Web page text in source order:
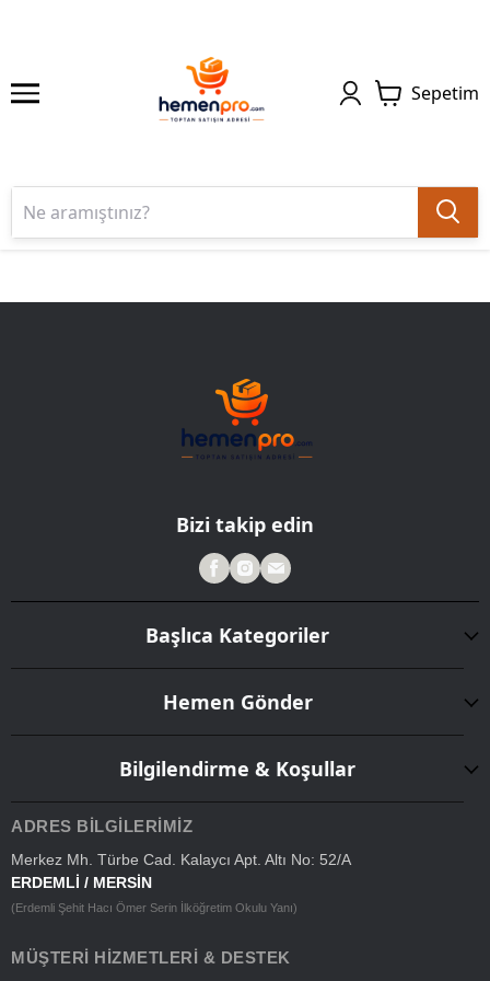
Sepetim
Bizi takip edin
Başlıca Kategoriler
Hemen Gönder
Bilgilendirme & Koşullar
ADRES BILGILERIMIZ
Merkez Mh. Türbe Cad. Kalaycı Apt. Altı No: 52/A
ERDEMLİ / MERSİN
(Erdemli Şehit Hacı Ömer Serin İlköğretim Okulu Yanı)
MÜŞTERI HIZMETLERI & DESTEK